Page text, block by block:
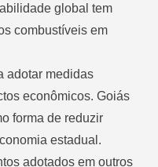
global tem
combustíveis em
adotar medidas
econômicos. Goiás
forma de reduzir
estadual.
adotados em outros